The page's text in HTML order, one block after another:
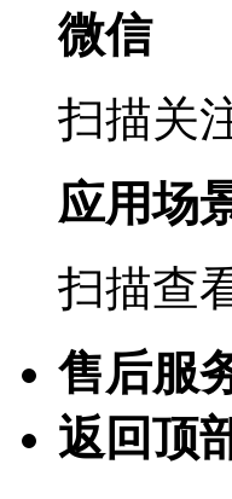
微信
扫描关
应用场
扫描查
售后服
返回顶